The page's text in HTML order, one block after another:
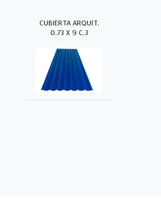
CUBIERTA ARQUIT.
0.73 X 9 C.3